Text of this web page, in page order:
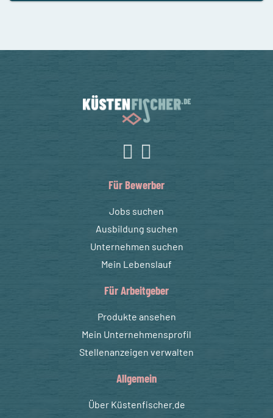
Für Bewerber
Jobs suchen
Ausbildung suchen
Unternehmen suchen
Mein Lebenslauf
Für Arbeitgeber
Produkte ansehen
Mein Unternehmensprofil
Stellenanzeigen verwalten
Allgemein
Über Küstenfischer.de